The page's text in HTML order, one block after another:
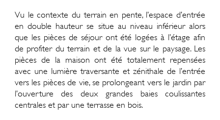
Vu le contexte du terrain en pente, l’espace d’entrée
en double hauteur se situe au niveau inférieur alors
que les pièces de séjour ont été logées à l’étage afin
de profiter du terrain et de la vue sur le paysage. Les
pièces de la maison ont été totalement repensées
avec une lumière traversante et zénithale de l’entrée
vers les pièces de vie, se prolongeant vers le jardin par
l’ouverture des deux grandes baies coulissantes
centrales et par une terrasse en bois.